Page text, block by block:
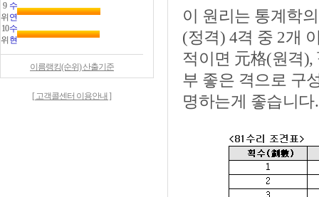
9
위
수
연
10
위
수
현
이름랭킹(순위) 산출기준
[ 고객콜센터 이용안내 ]
이 원리는 통계학
(정격) 4격 중 2개
적이면 元格(원격
부 좋은 격으로 구
명하는게 좋습니다.